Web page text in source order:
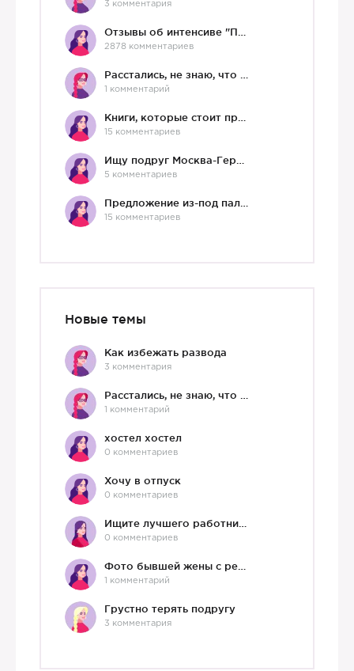
3 комментария
2878 комментариев
1 комментарий
15 комментариев
5 комментариев
15 комментариев
Новые темы
Как избежать развода
3 комментария
1 комментарий
хостел хостел
0 комментариев
Хочу в отпуск
0 комментариев
0 комментариев
1 комментарий
Грустно терять подругу
3 комментария